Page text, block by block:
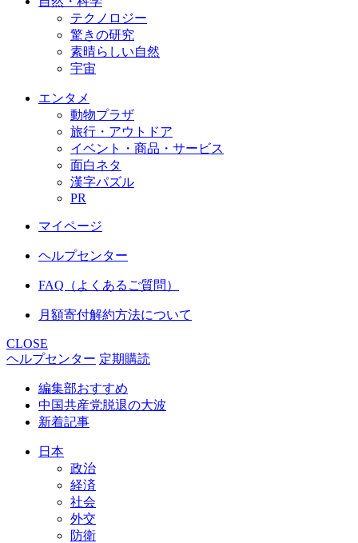
テクノロジー
驚きの研究
素晴らしい自然
宇宙
エンタメ
動物プラザ
旅行・アウトドア
イベント・商品・サービス
面白ネタ
漢字パズル
PR
マイページ
ヘルプセンター
FAQ（よくあるご質問）
月額寄付解約方法について
CLOSE
ヘルプセンター 定期購読
編集部おすすめ
中国共産党脱退の大波
新着記事
日本
政治
経済
社会
外交
防衛